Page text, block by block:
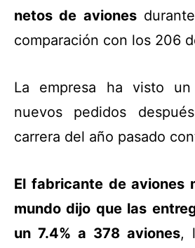
netos de aviones
comparación con los 206
La empresa ha visto
nuevos pedidos
carrera del año pasado
El fabricante de aviones
mundo dijo que las
un 7.4% a 378 aviones,